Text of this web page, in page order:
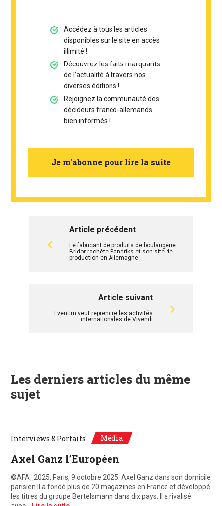
Accédez à tous les articles
disponibles sur le site en accès
illimité !
Découvrez les faits marquants
de l’actualité à travers nos
diverses éditions !
Rejoignez la communauté des
décideurs franco-allemands
bien informés !
Je m'abonne pour lire la suite
Article précédent
Le fabricant de produits de boulangerie
Bridor rachète Pandriks et son site de
production en Allemagne
Article suivant
Eventim veut reprendre les activités
internationales de Vivendi
Les derniers articles du même
sujet
Interviews & Portaits Média
Axel Ganz l’Européen
©AFA_2025, Paris, 9 octobre 2025. Axel Ganz dans son domicile
parisien Il a fondé plus de 20 magazines en France et développé
les titres du groupe Bertelsmann dans dix pays. Il a rivalisé